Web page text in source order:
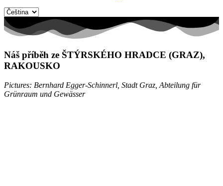
Zvolte
jazyk
Náš příběh ze ŠTÝRSKÉHO HRADCE (GRAZ),
RAKOUSKO
Pictures: Bernhard Egger-Schinnerl, Stadt Graz, Abteilung für
Grünraum und Gewässer